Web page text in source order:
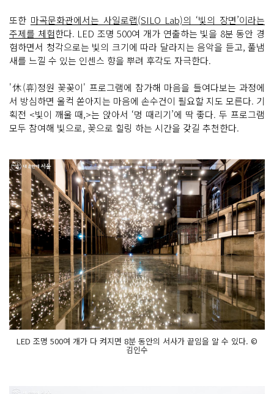
또한 마곡문화관에서는 사일로랩(SILO Lab)의 ‘빛의 장면’이라는
주제를 체험한다. LED 조명 500여 개가 연출하는 빛을 8분 동안 경
험하면서 청각으로는 빛의 크기에 따라 달라지는 음악을 듣고, 풀냄
새를 느낄 수 있는 인센스 향을 뿌려 후각도 자극한다.
'休(휴)정원 꽃꽂이' 프로그램에 참가해 마음을 들여다보는 과정에
서 방심하면 울컥 쏟아지는 마음에 손수건이 필요할 지도 모른다. 기
획전 <빛이 깨울 때,>는 앉아서 ‘멍 때리기’에 딱 좋다. 두 프로그램
모두 참여해 빛으로, 꽃으로 힐링 하는 시간을 갖길 추천한다.
LED 조명 500여 개가 다 켜지면 8분 동안의 서사가 끝임을 알 수 있다. ©
김인수